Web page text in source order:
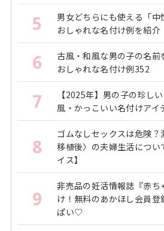
5
男女どちらにも使える「中
おしゃれな名付け例を紹介
6
古風・和風な男の子の名前
おしゃれな名付け例352
7
【2025年】男の子の珍し
風・かっこいい名付けアイ
8
ゴムなしセックスは危険
移植後〉の夫婦生活につ
イス】
9
非売品の妊活情報誌『赤ち
け！無料のあかほし会員
ぱい♡